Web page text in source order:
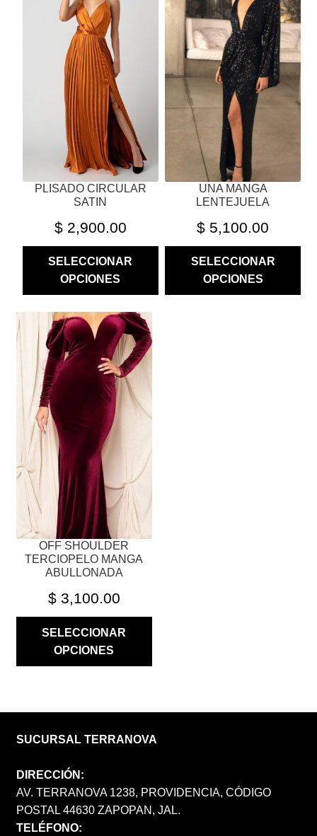
PLISADO CIRCULAR
SATIN
$2,900.00
SELECCIONAR
OPCIONES
MÚLTIPLES
VARIANTES.
OPCIONES
PUEDEN
DE
UNA MANGA
LENTEJUELA
$ 5,100.00
SELECCIONAR
OPCIONES
MÚLTIPLES
VARIANTES.
OPCIONES
PUEDEN
ELEGIR
PÁGINA
OFF SHOULDER
TERCIOPELO MANGA
ABULLONADA
$3,100.00
SELECCIONAR
OPCIONES
ESTE
PRODUCTO
TIENE
MÚLTIPLES
VARIANTES.
LAS
OPCIONES
SE
PUEDEN
ELEGIR
EN
LA
PÁGINA
PRODUCTO
SUCURSAL TERRANOVA
DIRECCIÓN:
AV. TERRANOVA 1238, PROVIDENCIA, CÓDIGO
POSTAL 44630 ZAPOPAN, JAL.
TELÉFONO: